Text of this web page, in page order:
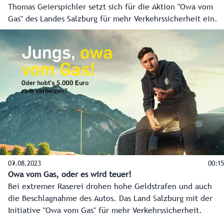
Thomas Geierspichler setzt sich für die Aktion "Owa vom
Gas" des Landes Salzburg für mehr Verkehrssicherheit ein.
09.08.2023 00:15
Owa vom Gas, oder es wird teuer!
Bei extremer Raserei drohen hohe Geldstrafen und auch
die Beschlagnahme des Autos. Das Land Salzburg mit der
Initiative "Owa vom Gas" für mehr Verkehrssicherheit.